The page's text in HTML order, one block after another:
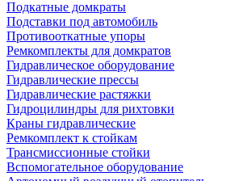
Подкатные домкраты
Подставки под автомобиль
Противооткатные упоры
Ремкомплекты для домкратов
Гидравлическое оборудование
Гидравлические прессы
Гидравлические растяжки
Гидроцилиндры для рихтовки
Краны гидравлические
Ремкомплект к стойкам
Трансмиссионные стойки
Вспомогательное оборудование